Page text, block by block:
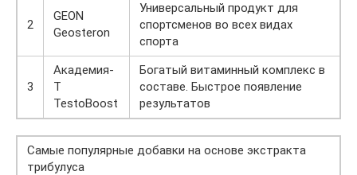
2
GEON
Geosteron
Универсальный продукт для
спортсменов во всех видах
спорта
3
Академия-
Т
TestoBoost
Богатый витаминный комплекс в
составе. Быстрое появление
результатов
Самые популярные добавки на основе экстракта
трибулуса